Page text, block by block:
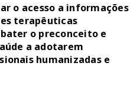
o acesso a informações
terapêuticas
o preconceito e
a adotarem
humanizadas e